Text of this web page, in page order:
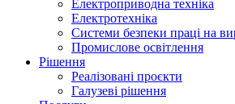
Електроприводна техніка
Електротехніка
Системи безпеки праці на
Промислове освітлення
Рішення
Реалізовані проєкти
Галузеві рішення